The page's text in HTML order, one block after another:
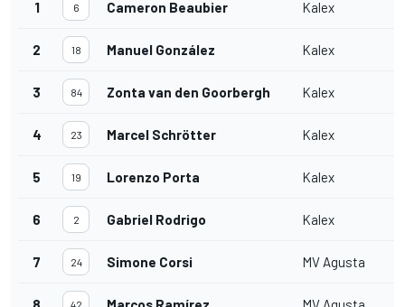
1 6 Cameron Beaubier Kalex
2 18 Manuel González Kalex
3 84 Zonta van den Goorbergh Kalex
4 23 Marcel Schrötter Kalex
5 19 Lorenzo Porta Kalex
6 2 Gabriel Rodrigo Kalex
7 24 Simone Corsi MV Agusta
42